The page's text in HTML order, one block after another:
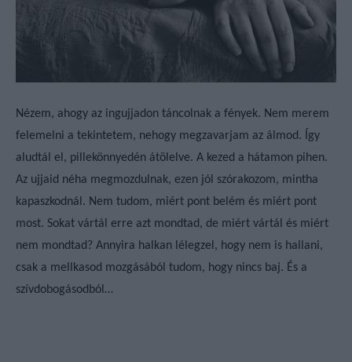
Nézem, ahogy az ingujjadon táncolnak a fények. Nem merem
felemelni a tekintetem, nehogy megzavarjam az álmod. Így
aludtál el, pillekönnyedén átölelve. A kezed a hátamon pihen.
Az ujjaid néha megmozdulnak, ezen jól szórakozom, mintha
kapaszkodnál. Nem tudom, miért pont belém és miért pont
most. Sokat vártál erre azt mondtad, de miért vártál és miért
nem mondtad? Annyira halkan lélegzel, hogy nem is hallani,
csak a mellkasod mozgásából tudom, hogy nincs baj. És a
szívdobogásodból…